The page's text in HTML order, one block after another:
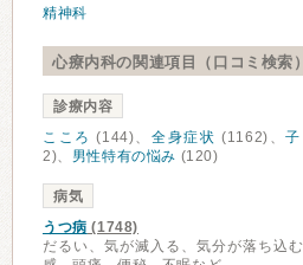
精神科
心療内科の関連項目（口コミ検索）
診療内容
こころ (144)、全身症状 (1162)、
2)、 男性特有の悩み (120)
病気
うつ病 (1748)
だるい、気が滅入る、気分が落ち込